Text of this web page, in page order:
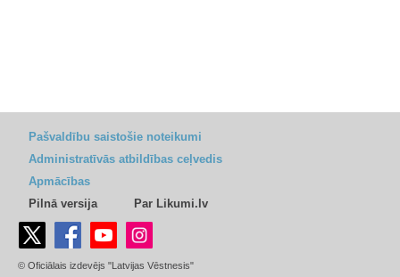
Pašvaldību saistošie noteikumi
Administratīvās atbildības ceļvedis
Apmācības
Pilnā versija
Par Likumi.lv
© Oficiālais izdevējs "Latvijas Vēstnesis"